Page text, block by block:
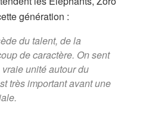
génération :
du talent, de la
de caractère. On sent
unité autour du
très important avant une